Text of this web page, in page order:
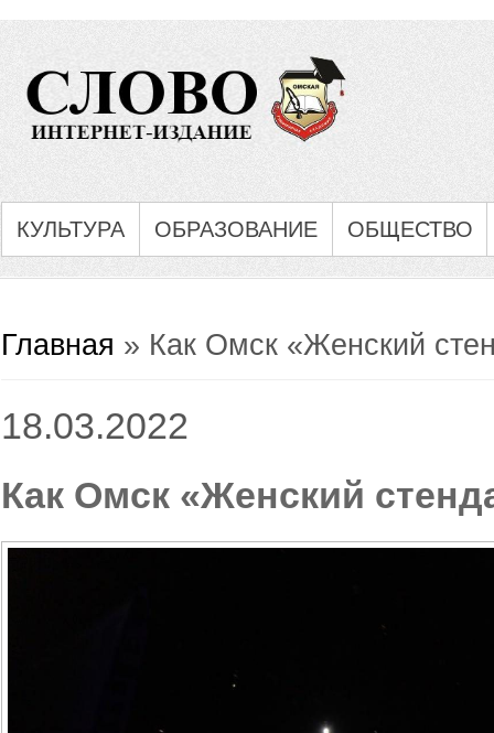
КУЛЬТУРА ОБРАЗОВАНИЕ ОБЩЕСТВО
Вы здесь
Главная » Как Омск «Женский
18.03.2022
Как Омск «Женский